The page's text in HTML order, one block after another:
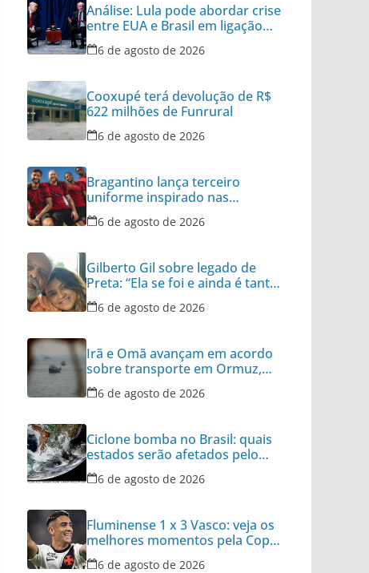
Análise: Lula pode abordar crise
entre EUA e Brasil em ligação
para Trump
6 de agosto de 2026
Cooxupé terá devolução de R$
622 milhões de Funrural
6 de agosto de 2026
Bragantino lança terceiro
uniforme inspirado nas
categorias de base
6 de agosto de 2026
Gilberto Gil sobre legado de
Preta: “Ela se foi e ainda é tanta
coisa”
6 de agosto de 2026
Irã e Omã avançam em acordo
sobre transporte em Ormuz,
diz autoridade
6 de agosto de 2026
Ciclone bomba no Brasil: quais
estados serão afetados pelo
fenômeno
6 de agosto de 2026
Fluminense 1 x 3 Vasco: veja os
melhores momentos pela Copa
do Brasil
6 de agosto de 2026